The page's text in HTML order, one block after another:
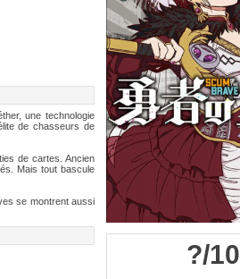
?/10
une technologie
de chasseurs de
de cartes. Ancien
Mais tout bascule
se montrent aussi